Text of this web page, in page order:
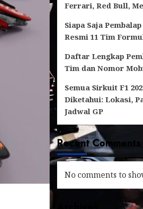
Ferrari, Red Bull,
Siapa Saja
Resmi 11 Tim
Daftar Lengkap
Tim dan Nomor
Semua Sirkuit F1
Diketahui: Lokasi,
Jadwal GP
Recent Comments
No comments to